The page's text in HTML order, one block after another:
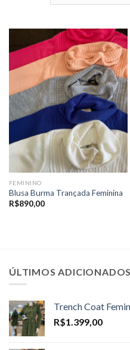
FEMININO
Blusa Burma Trançada Feminina
R$890,00
ÚLTIMOS ADICIONADOS
Trench Coat
R$1.399,00